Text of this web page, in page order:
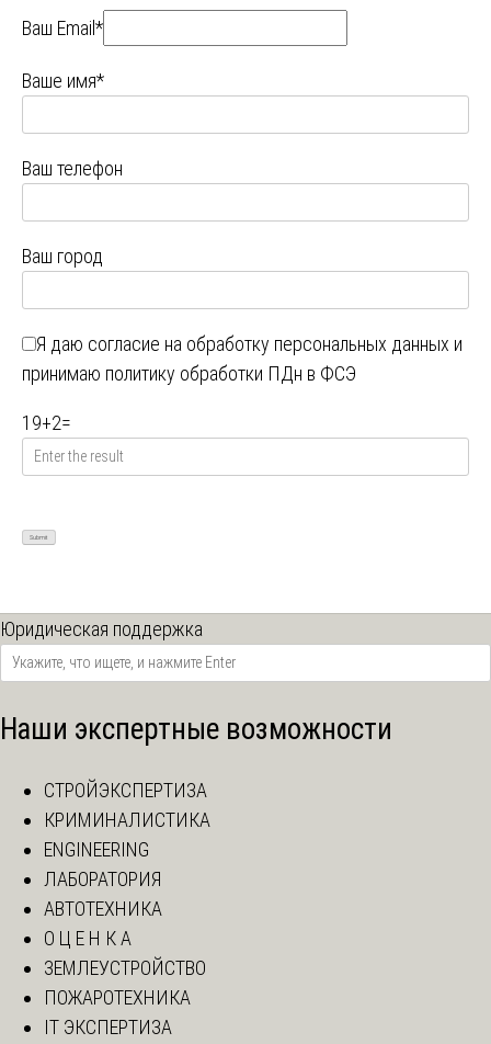
Ваш Email*
Ваше имя*
Ваш телефон
Ваш город
Я даю согласие на обработку персональных данных и
принимаю политику обработки ПДн в ФСЭ
19+2=
Юридическая поддержка
Наши экспертные возможности
СТРОЙЭКСПЕРТИЗА
КРИМИНАЛИСТИКА
ENGINEERING
ЛАБОРАТОРИЯ
АВТОТЕХНИКА
О Ц Е Н К А
ЗЕМЛЕУСТРОЙСТВО
ПОЖАРОТЕХНИКА
IT ЭКСПЕРТИЗА